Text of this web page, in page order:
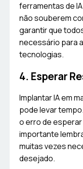
ferramentas de
não souberem
garantir que
necessário para
tecnologias.
4. Esperar
Implantar IA em
pode levar
o erro de
importante
muitas vezes
desejado.